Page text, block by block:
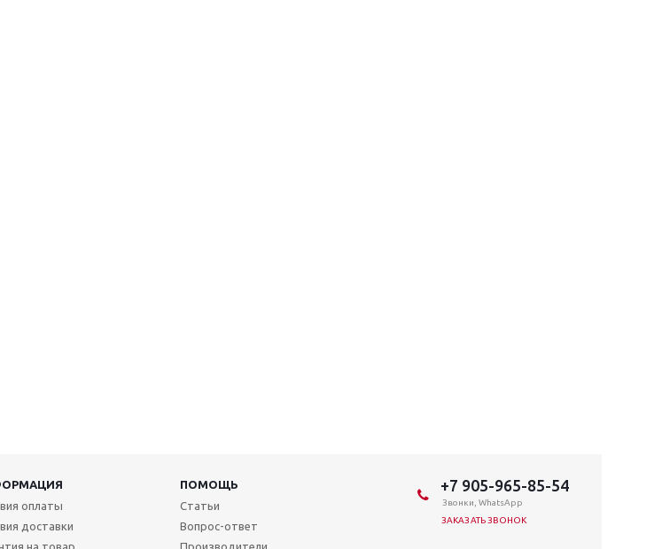
ПОМОЩЬ
оплаты
доставки
на товар
Статьи
Вопрос-ответ
Производители
+7 905-965-85-54
Звонки, WhatsApp
ЗАКАЗАТЬ ЗВОНОК